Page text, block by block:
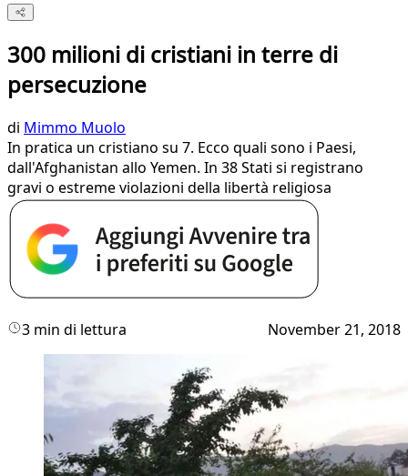
300 milioni di cristiani in terre di
persecuzione
di Mimmo Muolo
In pratica un cristiano su 7. Ecco quali sono i Paesi,
dall'Afghanistan allo Yemen. In 38 Stati si registrano
gravi o estreme violazioni della libertà religiosa
3 min di lettura November 21, 2018